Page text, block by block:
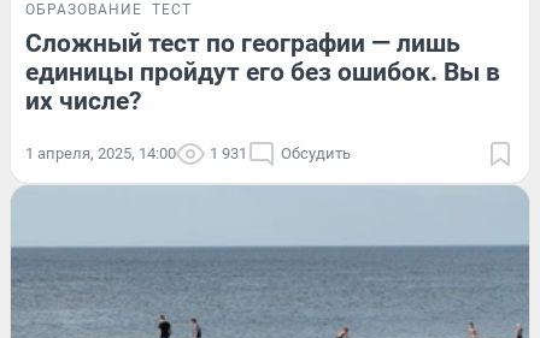
ОБРАЗОВАНИЕ ТЕСТ
Сложный тест по географии — лишь
единицы пройдут его без ошибок. Вы в
их числе?
1 апреля, 2025, 14:00 1 931 Обсудить